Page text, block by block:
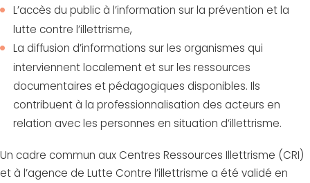
L’accès du public à l’information sur la prévention et la
lutte contre l’illettrisme,
La diffusion d’informations sur les organismes qui
interviennent localement et sur les ressources
documentaires et pédagogiques disponibles. Ils
contribuent à la professionnalisation des acteurs en
relation avec les personnes en situation d’illettrisme.
Un cadre commun aux Centres Ressources Illettrisme (CRI)
et à l’agence de Lutte Contre l’illettrisme a été validé en